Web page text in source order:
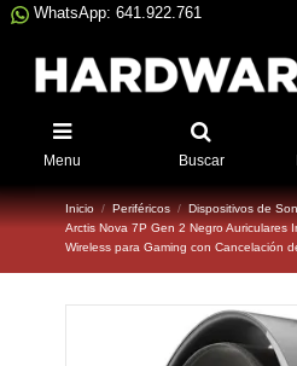
WhatsApp: 641.922.761
Menu Buscar
Inicio Periféricos Dispositivos de
Arctis Nova 7P Gen 2 Negro Auriculares
Wireless para Gaming con Cancelación